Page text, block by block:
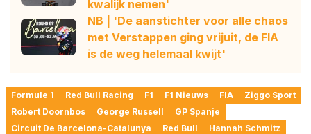
kwalijk nemen'
NB | 'De aanstichter voor alle chaos
met Verstappen ging vrijuit, de FIA
is de weg helemaal kwijt'
Formule 1 Red Bull Racing F1 F1 Nieuws FIA
Ziggo Sport
Robert Doornbos
George Russell
GP Spanje
Circuit De Barcelona-Catalunya
Red Bull Hannah Schmitz